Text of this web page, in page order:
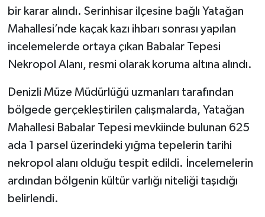
bir karar alındı. Serinhisar ilçesine bağlı Yatağan
Mahallesi’nde kaçak kazı ihbarı sonrası yapılan
incelemelerde ortaya çıkan Babalar Tepesi
Nekropol Alanı, resmi olarak koruma altına alındı.
Denizli Müze Müdürlüğü uzmanları tarafından
bölgede gerçekleştirilen çalışmalarda, Yatağan
Mahallesi Babalar Tepesi mevkiinde bulunan 625
ada 1 parsel üzerindeki yığma tepelerin tarihi
nekropol alanı olduğu tespit edildi. İncelemelerin
ardından bölgenin kültür varlığı niteliği taşıdığı
belirlendi.